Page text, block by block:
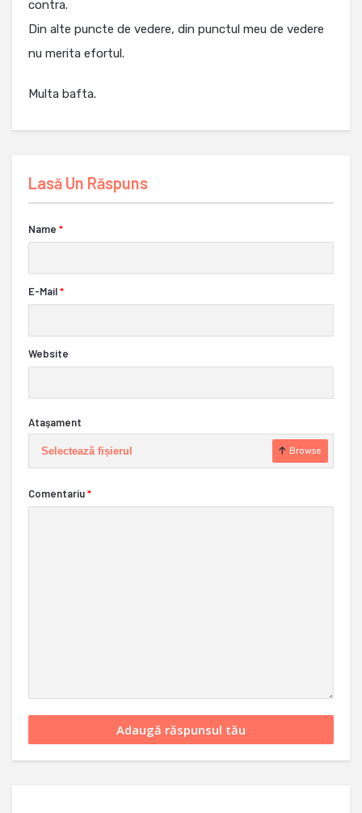
contra.
Din alte puncte de vedere, din punctul meu de vedere
nu merita efortul.
Multa bafta.
Lasă Un Răspuns
Name *
E-Mail*
Website
Ataşament
Selectează fișierul Browse
Comentariu*